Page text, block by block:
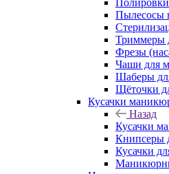
Полировки
Пылесосы
Триммеры
Фрезы
Чаши для
Шаберы
Щёточки
Кусачки
Назад
Кусачки
Книпсеры
Кусачки